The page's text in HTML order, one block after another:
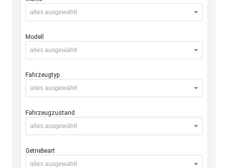
alles ausgewählt
Modell
alles ausgewählt
Fahrzeugtyp
alles ausgewählt
Fahrzeugzustand
alles ausgewählt
Getriebeart
alles ausgewählt